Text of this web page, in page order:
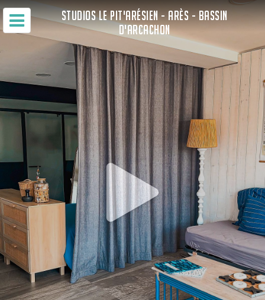
STUDIOS LE PIT'ARÉSIEN - ARÈS - BASSIN
D'ARCACHON